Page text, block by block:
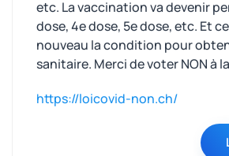
etc. La vaccination va devenir
dose, 4e dose, 5e dose, etc. Et
nouveau la condition pour
sanitaire. Merci de voter NON à
https://loicovid-non.ch/